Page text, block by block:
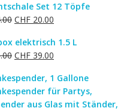
Set 12 Töpfe
Ursprünglicher
war:
CHF 24.00
CHF 20.00
ist:
CHF 20.00.
elektrisch 1.5 L
Ursprünglicher
war:
CHF 45.00
CHF 39.00
ist:
CHF 39.00.
1 Gallone
für Partys,
aus Glas mit Ständer,